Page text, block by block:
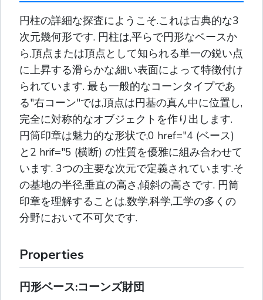
円柱の詳細な探査にようこそ.これは古典的な3
次元幾何形です. 円柱は,平らで円形なベースか
ら,頂点または頂点として知られる単一の鋭い点
に上昇する滑らかな,細い表面によって特徴付け
られています. 最も一般的なコーンタイプであ
る"右コーン"では,頂点は円基の真ん中に位置し,
完全に対称的なオブジェクトを作り出します.
円筒印章は魅力的な形状で,0 href="4 (ベース)
と2 hrif="5 (横断) の性質を優雅に組み合わせて
います. 3つの主要な次元で定義されています.そ
の基地の半径,垂直の高さ,傾斜の高さです. 円筒
印章を理解することは,数学,科学,工学の多くの
分野において不可欠です.
Properties
円形ベース:コーンズ財団